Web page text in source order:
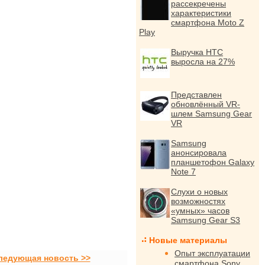
новость >>
рассекречены
характеристики
смартфона Moto Z
Play
Выручка HTC
выросла на 27%
Представлен
обновлённый VR-
шлем Samsung Gear
VR
Samsung
анонсировала
планшетофон Galaxy
Note 7
Слухи о новых
возможностях
«умных» часов
Samsung Gear S3
Новые материалы
Опыт эксплуатации